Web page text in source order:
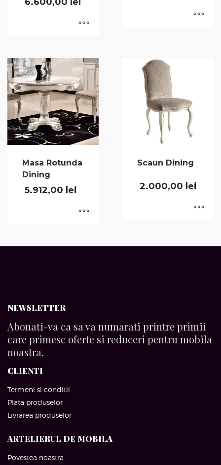
Masa Rotunda
Dining
5.912,00 lei
Scaun Dining
2.000,00 lei
NEWSLETTER
Abonati-va ca sa va numarati printre primii
care primesc oferte si reduceri pentru mobila
noastra.
CLIENTI
Termeni si conditii
Plata produselor
Livrarea produselor
ARTELIERUL DE MOBILA
Povestea noastra